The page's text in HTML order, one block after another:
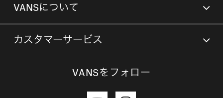
VANSについて
カスタマーサービス
VANSをフォロー